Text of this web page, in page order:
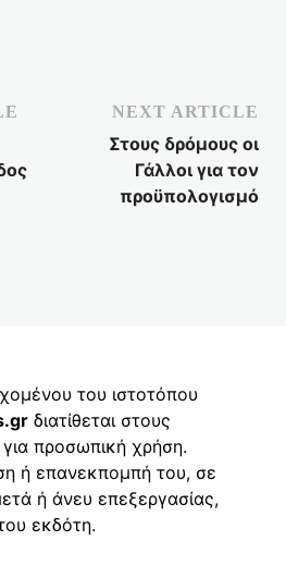
NEXT ARTICLE
Στους δρόμους οι
Γάλλοι για τον
προϋπολογισμό
του ιστοτόπου
διατίθεται στους
προσωπική χρήση.
ή επανεκπομπή του, σε
ή άνευ επεξεργασίας,
εκδότη.